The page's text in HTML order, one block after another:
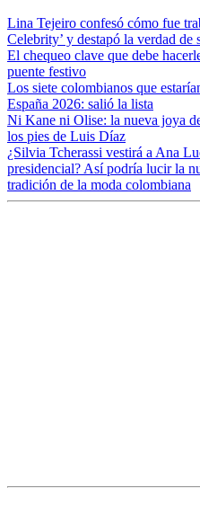
Lina Tejeiro confesó cómo fue
Celebrity’ y destapó la verdad de
El chequeo clave que debe
puente festivo
Los siete colombianos que
España 2026: salió la lista
Ni Kane ni Olise: la nueva joya
los pies de Luis Díaz
¿Silvia Tcherassi vestirá a Ana
presidencial? Así podría lucir la
tradición de la moda colombiana